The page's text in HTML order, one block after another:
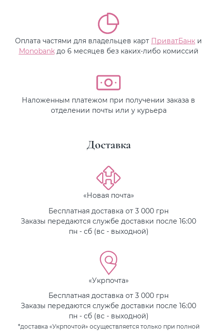
Оплата частями для владельцев карт ПриватБанк и
Monobankдо 6 месяцев без каких-либо комиссий
Наложенным платежом при получении заказа в
отделении почты или у курьера
Доставка
«Новая почта»
Бесплатная доставка от 3 000 грн
Заказы передаются службе доставки после 16:00
пн - сб (вс - выходной)
«Укрпочта»
Бесплатная доставка от 3 000 грн
Заказы передаются службе доставки после 16:00
пн - сб (вс - выходной)
*доставка «Укрпочтой» осуществляется только при полной